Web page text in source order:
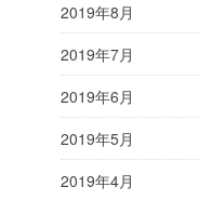
2019年8月
2019年7月
2019年6月
2019年5月
2019年4月